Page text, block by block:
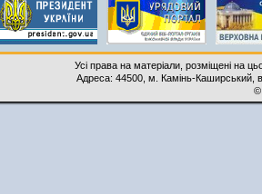
Усі права на матеріали, розміщені на
Адреса: 44500, м. Камінь-Каширський,
©